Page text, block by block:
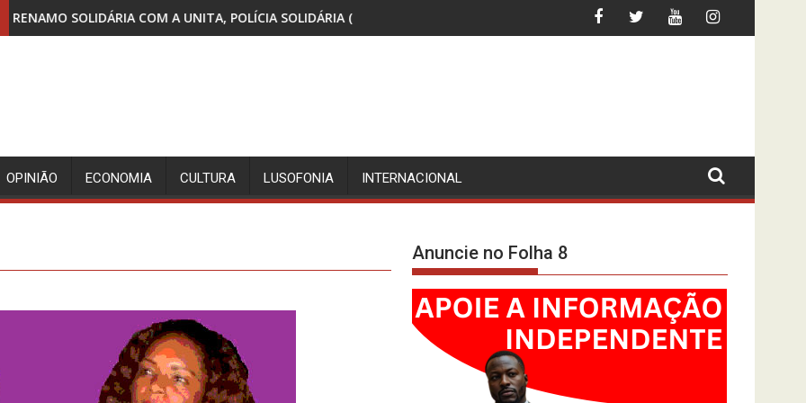
A UNITA, POLÍCIA SOLIDÁRIA (E AO SERVIÇO) DO MPLA
CRIANÇAS AFRICANAS SÃO GENTE? MPLA PROCURA MAIS PETRÓLEO
OPINIÃO ECONOMIA CULTURA LUSOFONIA INTERNACIONAL
Anuncie no Folha 8